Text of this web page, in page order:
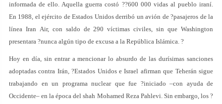
informada de ello. Aquella guerra costó ??600 000 vidas al pueblo iraní.
En 1988, el ejército de Estados Unidos derribó un avión de ?pasajeros de la
línea Iran Air, con saldo de 290 víctimas civiles, sin que Washington
presentara ?nunca algún tipo de excusa a la República Islámica. ?
Hoy en día, sin entrar a mencionar lo absurdo de las durísimas sanciones
adoptadas contra Irán, ?Estados Unidos e Israel afirman que Teherán sigue
trabajando en un programa nuclear que fue ?iniciado –con ayuda de
Occidente– en la época del shah Mohamed Reza Pahlevi. Sin embargo, los ?